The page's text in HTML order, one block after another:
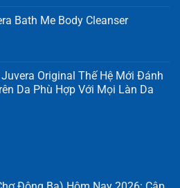
Bath Me Body Cleanser
Original Thế Hệ Mới Đánh
Da Phù Hợp Với Mọi Làn Da